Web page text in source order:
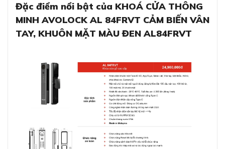
Đặc điểm nổi bật của KHOÁ CỬA THÔNG
MINH AVOLOCK AL 84FRVT CẢM BIẾN VÂN
TAY, KHUÔN MẶT MÀU ĐEN AL84FRVT